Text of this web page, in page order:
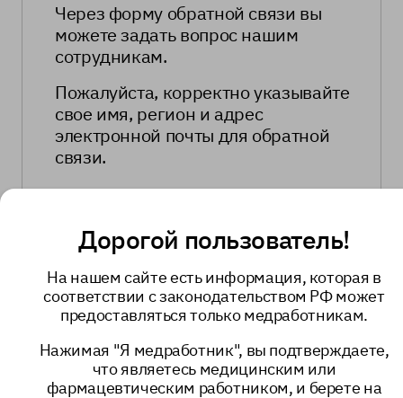
Через форму обратной связи вы
можете задать вопрос нашим
сотрудникам.
Пожалуйста, корректно указывайте
свое имя, регион и адрес
электронной почты для обратной
связи.
Обратная связь
Имя
Дорогой пользователь!
На нашем сайте есть информация, которая в
соответствии с законодательством РФ может
предоставляться только медработникам.
Нажимая "Я медработник", вы подтверждаете,
что являетесь медицинским или
фармацевтическим работником, и берете на